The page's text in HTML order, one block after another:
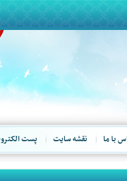
با ما نقشه سایت پست